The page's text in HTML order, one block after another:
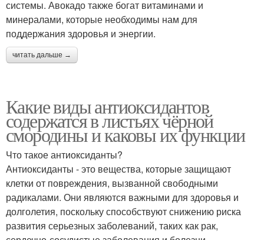
системы. Авокадо также богат витаминами и
минералами, которые необходимы нам для
поддержания здоровья и энергии.
читать дальше →
Какие виды антиоксидантов
содержатся в листьях чёрной
смородины и каковы их функции
Что такое антиоксиданты?
Антиоксиданты - это вещества, которые защищают
клетки от повреждения, вызванной свободными
радикалами. Они являются важными для здоровья и
долголетия, поскольку способствуют снижению риска
развития серьезных заболеваний, таких как рак,